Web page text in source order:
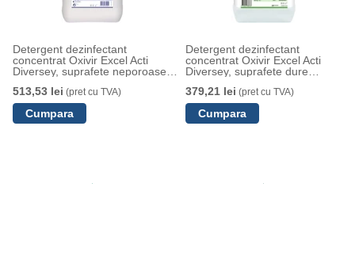
Detergent dezinfectant
concentrat Oxivir Excel Acti
Diversey, suprafete neporoase si
invazive pentru suprafete
alimentare si non-alimentare, 5 L
513,53 lei (pret cu TVA)
Detergent dezinfectant
concentrat Oxivir Excel Acti
Diversey, suprafete dure
medicale neinvazive, 5 L
379,21 lei (pret cu TVA)